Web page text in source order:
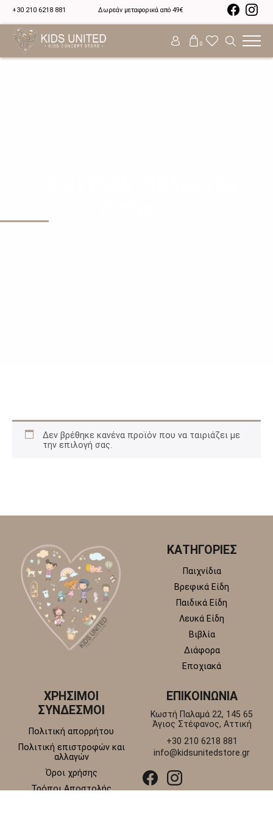
+30 210 6218 881 Δωρεάν μεταφορικά από 49€
0
Δεν βρέθηκε κανένα προϊόν που να ταιριάζει με
την επιλογή σας.
ΚΑΤΗΓΟΡΙΕΣ
Παιχνίδια
Βρεφικά Είδη
Παιδικά Είδη
Λευκά Είδη
Βιβλία
Διάφορα
Εποχιακά
ΧΡΗΣΙΜΟΙ
ΣΥΝΔΕΣΜΟΙ
Πολιτική απορρήτου
Πολιτική επιστροφών και
αλλαγών
Όροι χρήσης
Τρόποι Αποστολής
ΕΠΙΚΟΙΝΩΝΙΑ
Κωστή Παλαμά 22, 145 65
Άγιος Στέφανος, Αττική
+30 210 6218 881
info@kidsunitedstore.gr